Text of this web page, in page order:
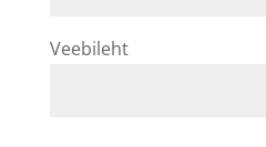
Veebileht